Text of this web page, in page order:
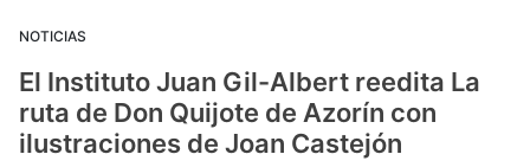
NOTICIAS
El Instituto Juan Gil-Albert reedita La
ruta de Don Quijote de Azorín con
ilustraciones de Joan Castejón